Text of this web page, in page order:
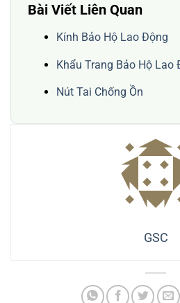
Bài Viết Liên Quan
Kính Bảo Hộ Lao Động
Khẩu Trang Bảo Hộ Lao
Nút Tai Chống Ồn
GSC